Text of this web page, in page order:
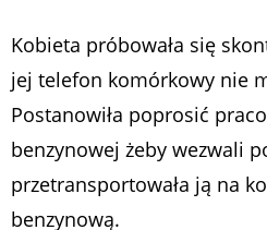
Kobieta próbowała się
jej telefon komórkowy nie
Postanowiła poprosić
benzynowej żeby wezwali
przetransportowała ją na
benzynową.